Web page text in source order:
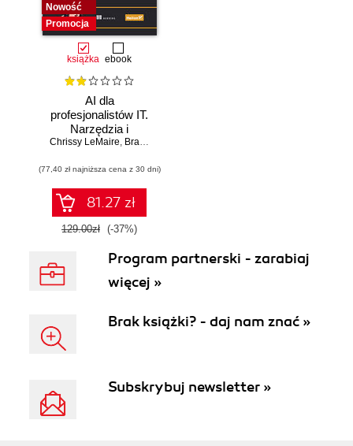
Nowość
Promocja
książka ebook
AI dla
profesjonalistów IT.
Narzędzia i
techniki
produktywność
Chrissy LeMaire, Brandon Abshire
(77,40 zł najniższa cena z 30 dni)
81.27 zł
129.00zł (-37%)
Program partnerski - zarabiaj
więcej »
Brak książki? - daj nam znać »
Subskrybuj newsletter »